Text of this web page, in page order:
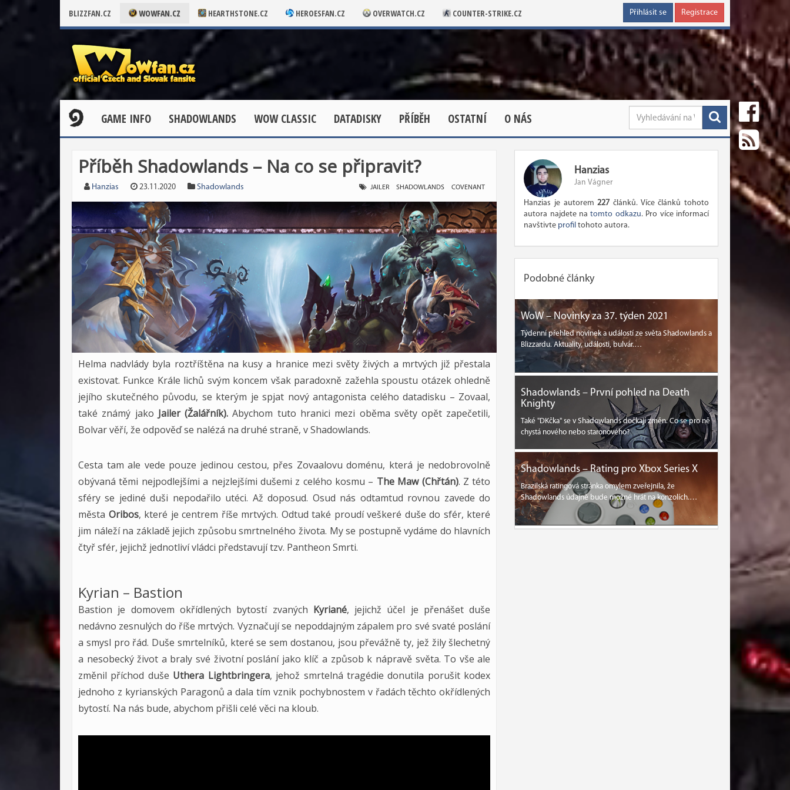
BLIZZFAN.CZ WOWFAN.CZ HEARTHSTONE.CZ HEROESFAN.CZ OVERWATCH.CZ COUNTER-STRIKE.CZ Přihlásit se Registrace
GAME INFO SHADOWLANDS WOW CLASSIC DATADISKY PŘÍBĚH OSTATNÍ O NÁS
Příběh Shadowlands – Na co se připravit?
Hanzias 23.11.2020 Shadowlands JAILER SHADOWLANDS COVENANT
Helma nadvlády byla roztříštěna na kusy a hranice mezi světy živých a mrtvých již přestala
existovat. Funkce Krále lichů svým koncem však paradoxně zažehla spoustu otázek ohledně
jejího skutečného původu, se kterým je spjat nový antagonista celého datadisku – Zovaal,
také známý jako Jailer (Žalářník). Abychom tuto hranici mezi oběma světy opět zapečetili,
Bolvar věří, že odpověď se nalézá na druhé straně, v Shadowlands.
Cesta tam ale vede pouze jedinou cestou, přes Zovaalovu doménu, která je nedobrovolně
obývaná těmi nejpodlejšími a nejzlejšími dušemi z celého kosmu – The Maw (Chřtán). Z této
sféry se jediné duši nepodařilo utéci. Až doposud. Osud nás odtamtud rovnou zavede do
města Oribos, které je centrem říše mrtvých. Odtud také proudí veškeré duše do sfér, které
jim náleží na základě jejich způsobu smrtnelného života. My se postupně vydáme do hlavních
čtyř sfér, jejichž jednotliví vládci představují tzv. Pantheon Smrti.
Kyrian – Bastion
Bastion je domovem okřídlených bytostí zvaných Kyriané, jejichž účel je přenášet duše
nedávno zesnulých do říše mrtvých. Vyznačují se nepoddajným zápalem pro své svaté poslání
a smysl pro řád. Duše smrtelníků, které se sem dostanou, jsou převážně ty, jež žily šlechetný
a nesobecký život a braly své životní poslání jako klíč a způsob k nápravě světa. To vše ale
změnil příchod duše Uthera Lightbringera, jehož smrtelná tragédie donutila porušit kodex
jednoho z kyrianských Paragonů a dala tím vznik pochybnostem v řadách těchto okřídlených
bytostí. Na nás bude, abychom přišli celé věci na kloub.
Hanzias
Jan Vágner
Hanzias je autorem227 článků. Více článků tohoto
autora najdete natomto odkazu. Pro více informací
navštivte profil tohoto autora.
Podobné články
WoW – Novinky za 37. týden 2021
Týdenní přehled novinek a událostí ze světa Shadowlands a
Blizzardu. Aktuality, události, bulvár.…
Shadowlands – První pohled na Death
Knighty
Také "DKčka" se v Shadowlands dočkají změn. Co se pro ně
chystá nového nebo staronového?
Shadowlands – Rating pro Xbox Series X
Brazilská ratingová stránka omylem zveřejnila, že
Shadowlands údajně bude možné hrát na konzolích.…